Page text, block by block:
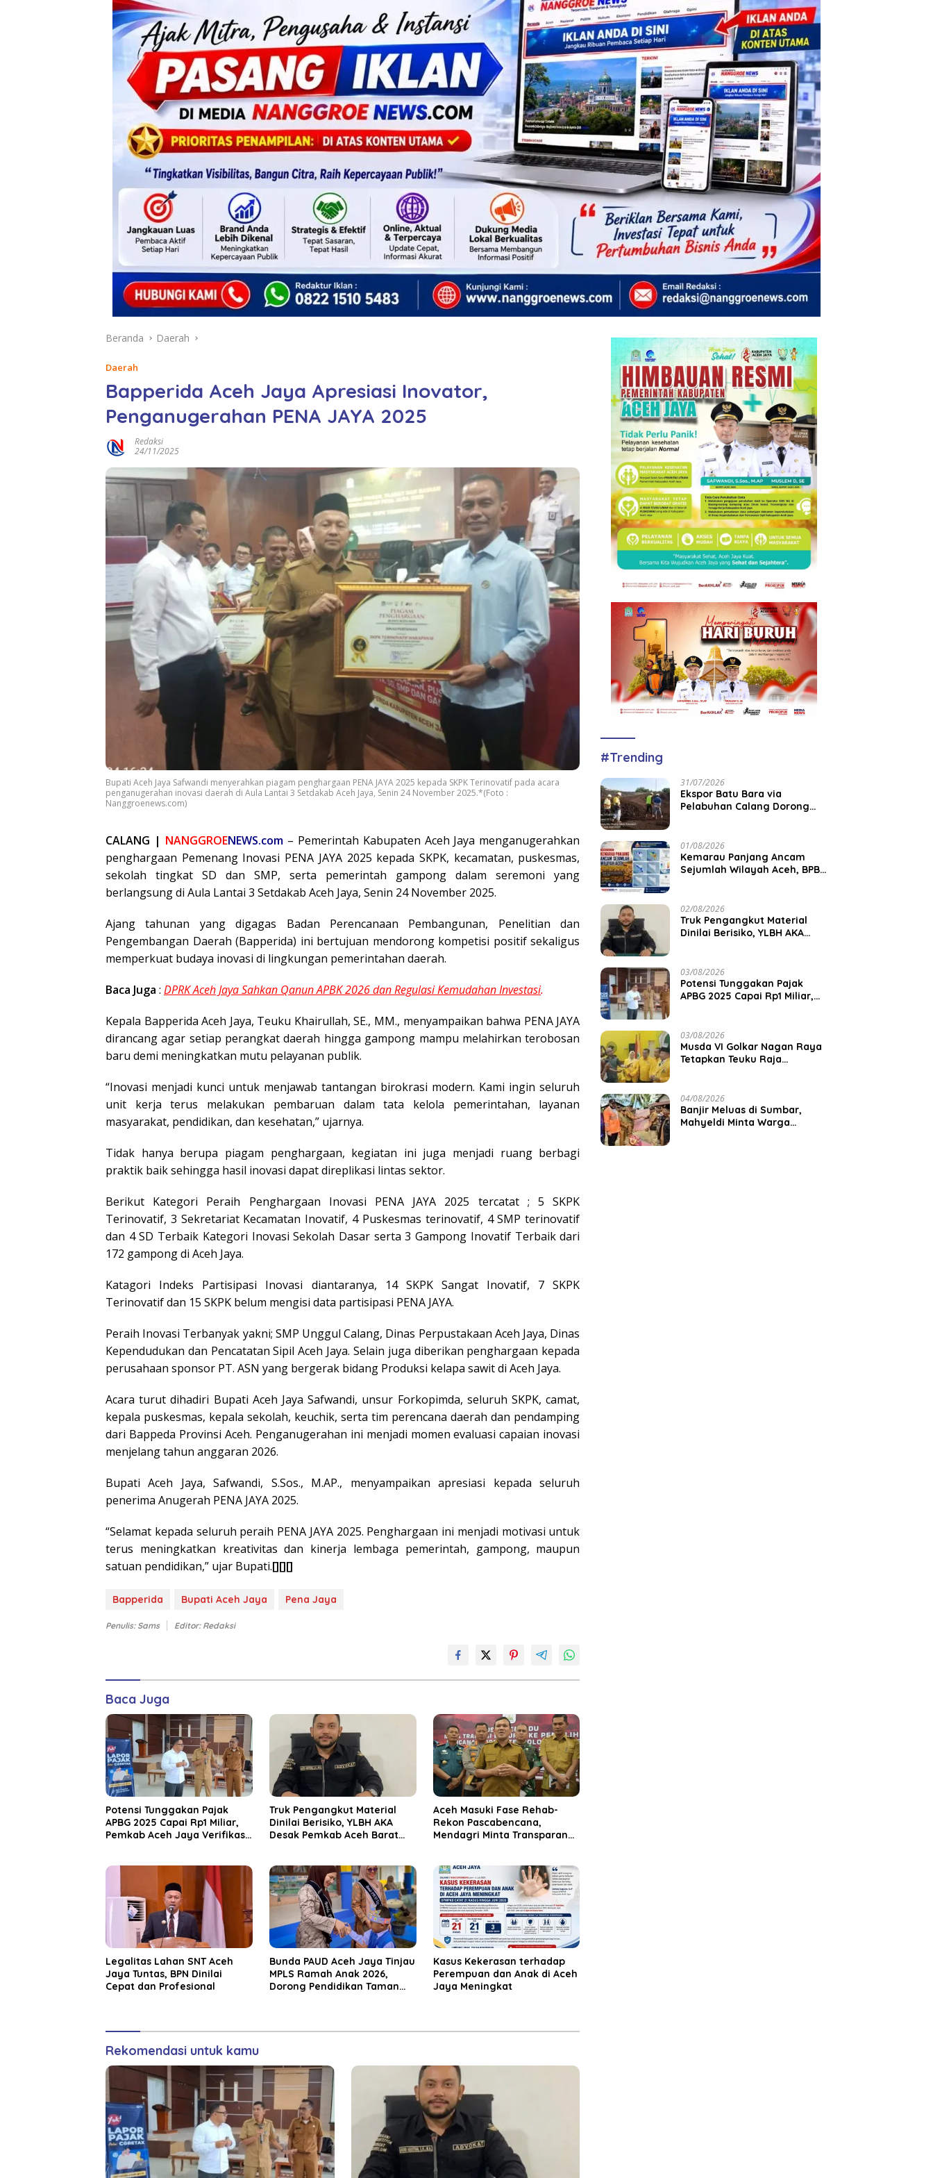
Beranda Daerah
Daerah
Bapperida Aceh Jaya Apresiasi Inovator,
Penganugerahan PENA JAYA 2025
Redaksi
24/11/2025
Bupati Aceh Jaya Safwandi menyerahkan piagam penghargaan PENA JAYA 2025 kepada SKPK Terinovatif pada acara
penganugerahan inovasi daerah di Aula Lantai 3 Setdakab Aceh Jaya, Senin 24 November 2025.*(Foto :
Nanggroenews.com)
CALANG | NANGGROENEWS.com– Pemerintah Kabupaten Aceh Jaya menganugerahkan
penghargaan Pemenang Inovasi PENA JAYA 2025 kepada SKPK, kecamatan, puskesmas,
sekolah tingkat SD dan SMP, serta pemerintah gampong dalam seremoni yang
berlangsung di Aula Lantai 3 Setdakab Aceh Jaya, Senin 24 November 2025.
Ajang tahunan yang digagas Badan Perencanaan Pembangunan, Penelitian dan
Pengembangan Daerah (Bapperida) ini bertujuan mendorong kompetisi positif sekaligus
memperkuat budaya inovasi di lingkungan pemerintahan daerah.
Baca Juga : DPRK Aceh Jaya Sahkan Qanun APBK 2026 dan Regulasi Kemudahan Investasi.
Kepala Bapperida Aceh Jaya, Teuku Khairullah, SE., MM., menyampaikan bahwa PENA JAYA
dirancang agar setiap perangkat daerah hingga gampong mampu melahirkan terobosan
baru demi meningkatkan mutu pelayanan publik.
“Inovasi menjadi kunci untuk menjawab tantangan birokrasi modern. Kami ingin seluruh
unit kerja terus melakukan pembaruan dalam tata kelola pemerintahan, layanan
masyarakat, pendidikan, dan kesehatan,” ujarnya.
Tidak hanya berupa piagam penghargaan, kegiatan ini juga menjadi ruang berbagi
praktik baik sehingga hasil inovasi dapat direplikasi lintas sektor.
Berikut Kategori Peraih Penghargaan Inovasi PENA JAYA 2025 tercatat ; 5 SKPK
Terinovatif, 3 Sekretariat Kecamatan Inovatif, 4 Puskesmas terinovatif, 4 SMP terinovatif
dan 4 SD Terbaik Kategori Inovasi Sekolah Dasar serta 3 Gampong Inovatif Terbaik dari
172 gampong di Aceh Jaya.
Katagori Indeks Partisipasi Inovasi diantaranya, 14 SKPK Sangat Inovatif, 7 SKPK
Terinovatif dan 15 SKPK belum mengisi data partisipasi PENA JAYA.
Peraih Inovasi Terbanyak yakni; SMP Unggul Calang, Dinas Perpustakaan Aceh Jaya, Dinas
Kependudukan dan Pencatatan Sipil Aceh Jaya. Selain juga diberikan penghargaan kepada
perusahaan sponsor PT. ASN yang bergerak bidang Produksi kelapa sawit di Aceh Jaya.
Acara turut dihadiri Bupati Aceh Jaya Safwandi, unsur Forkopimda, seluruh SKPK, camat,
kepala puskesmas, kepala sekolah, keuchik, serta tim perencana daerah dan pendamping
dari Bappeda Provinsi Aceh. Penganugerahan ini menjadi momen evaluasi capaian inovasi
menjelang tahun anggaran 2026.
Bupati Aceh Jaya, Safwandi, S.Sos., M.AP., menyampaikan apresiasi kepada seluruh
penerima Anugerah PENA JAYA 2025.
“Selamat kepada seluruh peraih PENA JAYA 2025. Penghargaan ini menjadi motivasi untuk
terus meningkatkan kreativitas dan kinerja lembaga pemerintah, gampong, maupun
satuan pendidikan,” ujar Bupati.[][][]
Bapperida Bupati Aceh Jaya Pena Jaya
Penulis: Sams Editor: Redaksi
Baca Juga
Potensi Tunggakan Pajak
APBG 2025 Capai Rp1 Miliar,
Pemkab Aceh Jaya Verifikasi
Truk Pengangkut Material
Dinilai Berisiko, YLBH AKA
Desak Pemkab Aceh Barat
Aceh Masuki Fase Rehab-
Rekon Pascabencana,
Mendagri Minta Transparan
Legalitas Lahan SNT Aceh
Jaya Tuntas, BPN Dinilai
Cepat dan Profesional
Bunda PAUD Aceh Jaya Tinjau
MPLS Ramah Anak 2026,
Dorong Pendidikan Taman
Kasus Kekerasan terhadap
Perempuan dan Anak di Aceh
Jaya Meningkat
Rekomendasi untuk kamu
#Trending
31/07/2026
‎Ekspor Batu Bara via
Pelabuhan Calang Dorong
Lokal
01/08/2026
Kemarau Panjang Ancam
Sejumlah Wilayah Aceh, BPBK
02/08/2026
Truk Pengangkut Material
Dinilai Berisiko, YLBH AKA
03/08/2026
Potensi Tunggakan Pajak
APBG 2025 Capai Rp1 Miliar,
03/08/2026
Musda VI Golkar Nagan Raya
Tetapkan Teuku Raja
04/08/2026
Banjir Meluas di Sumbar,
Mahyeldi Minta Warga